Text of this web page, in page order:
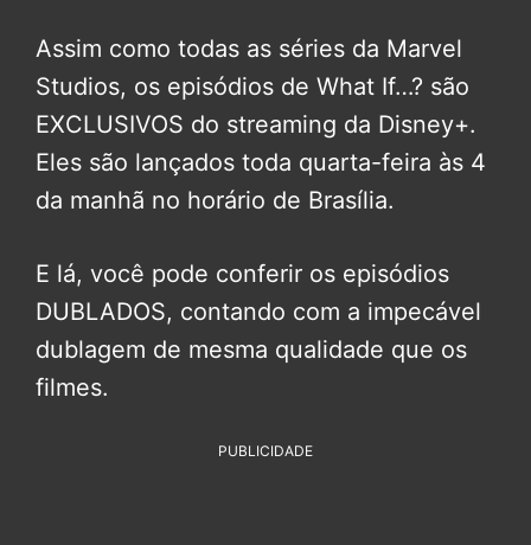
Assim como todas as séries da Marvel
Studios, os episódios de What If…? são
EXCLUSIVOS do streaming da Disney+.
Eles são lançados toda quarta-feira às 4
da manhã no horário de Brasília.
E lá, você pode conferir os episódios
DUBLADOS, contando com a impecável
dublagem de mesma qualidade que os
filmes.
PUBLICIDADE